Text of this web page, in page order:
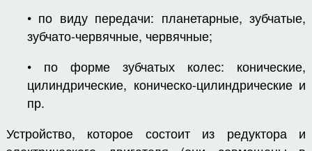
• по виду передачи: планетарные, зубчатые,
зубчато-червячные, червячные;
• по форме зубчатых колес: конические,
цилиндрические, коническо-цилиндрические и
пр.
Устройство, которое состоит из редуктора и